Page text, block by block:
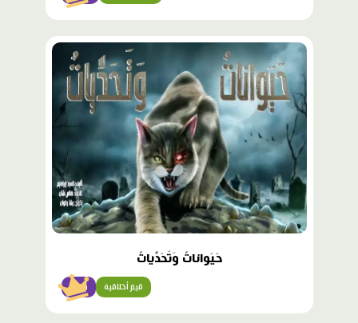
محتوى
مميّز
حَيَواناتٌ وَتَحَدِّياتٌ
متقن قيم أخلاقية